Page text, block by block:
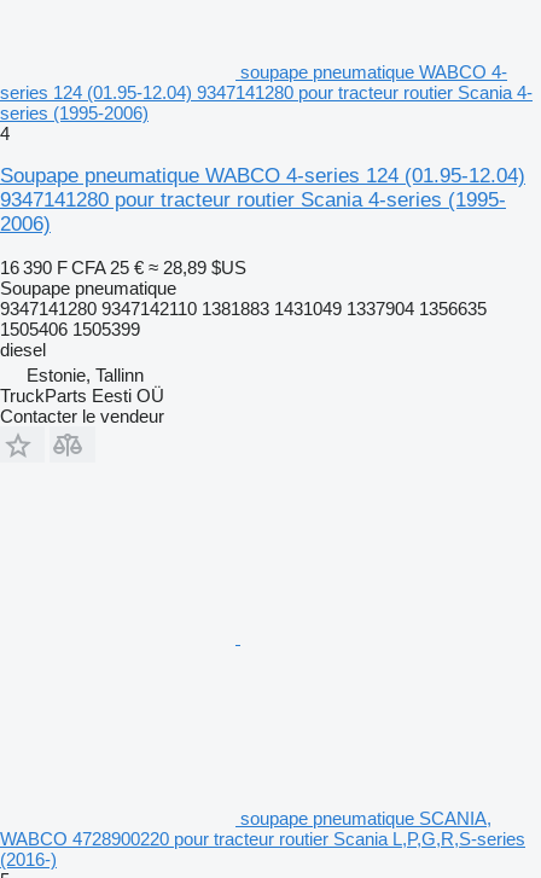
soupape pneumatique WABCO 4-
series 124 (01.95-12.04) 9347141280 pour tracteur routier Scania 4-
series (1995-2006)
4
Soupape pneumatique WABCO 4-series 124 (01.95-12.04)
9347141280 pour tracteur routier Scania 4-series (1995-
2006)
16 390 F CFA 25 € ≈ 28,89 $US
Soupape pneumatique
9347141280 9347142110 1381883 1431049 1337904 1356635
1505406 1505399
diesel
Estonie, Tallinn
TruckParts Eesti OÜ
Contacter le vendeur
soupape pneumatique SCANIA,
WABCO 4728900220 pour tracteur routier Scania L,P,G,R,S-series
(2016-)